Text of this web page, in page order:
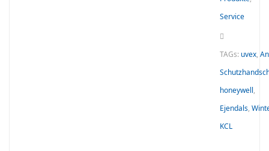
Service
TAGs: uvex,
honeywell,
Ejendals,
KCL